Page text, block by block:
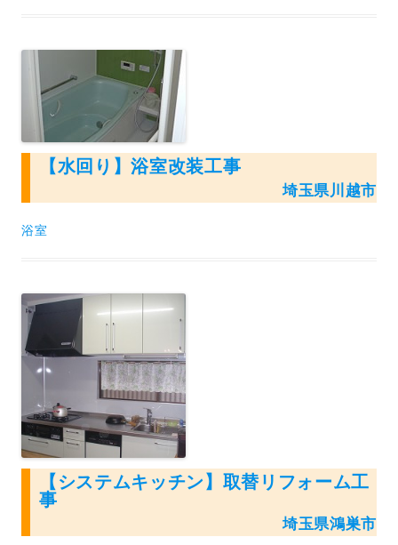
【水回り】浴室改装工事
埼玉県川越市
浴室
【システムキッチン】取替リフォーム工
事
埼玉県鴻巣市